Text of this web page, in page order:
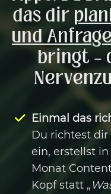
das dir
und
bringt –
Einmal das
Du richtest
ein, erstellst
Monat
Kopf statt „